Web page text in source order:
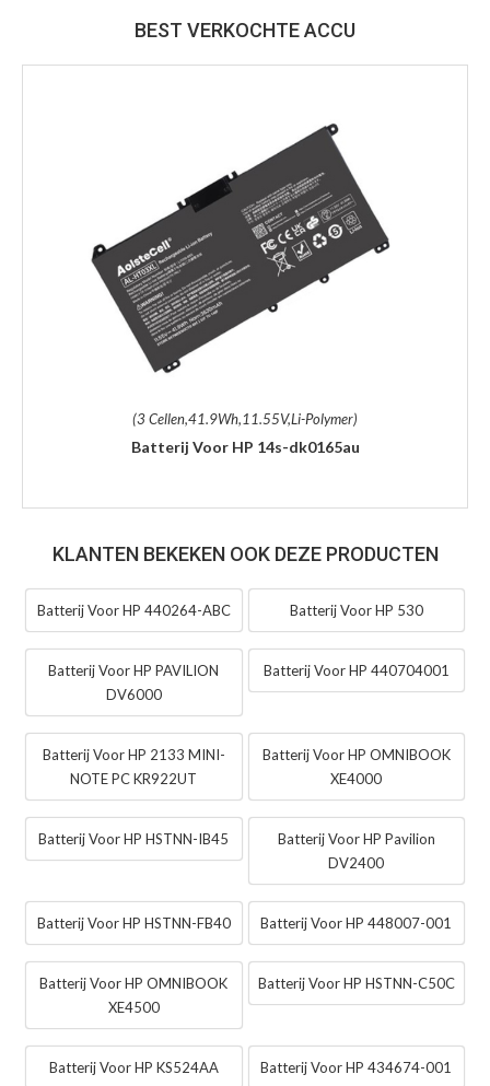
BEST VERKOCHTE ACCU
(3 Cellen,41.9Wh,11.55V,Li-Polymer)
Batterij Voor HP 14s-dk0165au
KLANTEN BEKEKEN OOK DEZE PRODUCTEN
Batterij Voor HP 440264-ABC Batterij Voor HP 530
Batterij Voor HP PAVILION
DV6000
Batterij Voor HP 440704001
Batterij Voor HP 2133 MINI-
NOTE PC KR922UT
Batterij Voor HP OMNIBOOK
XE4000
Batterij Voor HP HSTNN-IB45
Batterij Voor HP Pavilion
DV2400
Batterij Voor HP HSTNN-FB40 Batterij Voor HP 448007-001
Batterij Voor HP OMNIBOOK
XE4500
Batterij Voor HP HSTNN-C50C
Batterij Voor HP KS524AA Batterij Voor HP 434674-001